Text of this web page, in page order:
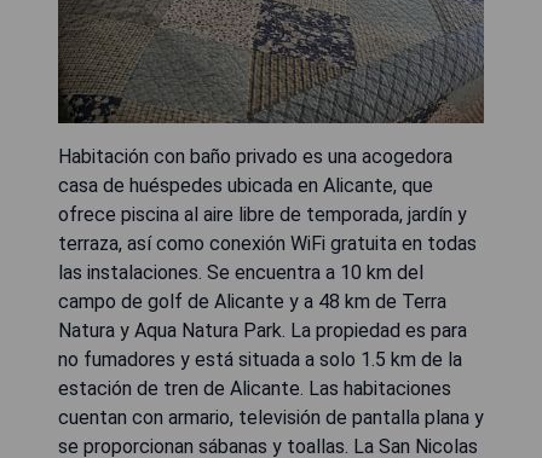
Habitación con baño privado es una acogedora
casa de huéspedes ubicada en Alicante, que
ofrece piscina al aire libre de temporada, jardín y
terraza, así como conexión WiFi gratuita en todas
las instalaciones. Se encuentra a 10 km del
campo de golf de Alicante y a 48 km de Terra
Natura y Aqua Natura Park. La propiedad es para
no fumadores y está situada a solo 1.5 km de la
estación de tren de Alicante. Las habitaciones
cuentan con armario, televisión de pantalla plana y
se proporcionan sábanas y toallas. La San Nicolas